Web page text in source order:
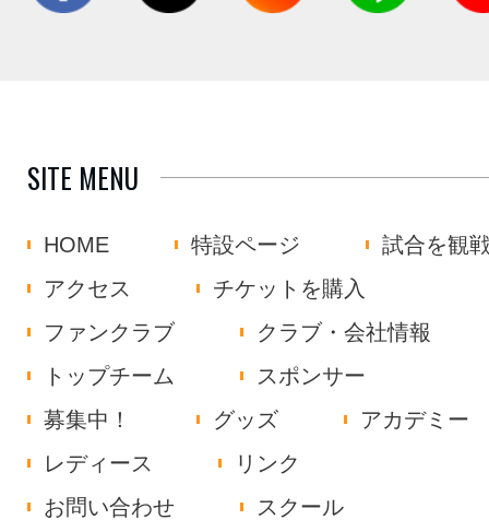
SITE MENU
HOME 特設ページ
試合を観
アクセス
チケットを購入
ファンクラブ
クラブ・会社情報
トップチーム
スポンサー
募集中！
グッズ
アカデミー
レディース
リンク
お問い合わせ
スクール